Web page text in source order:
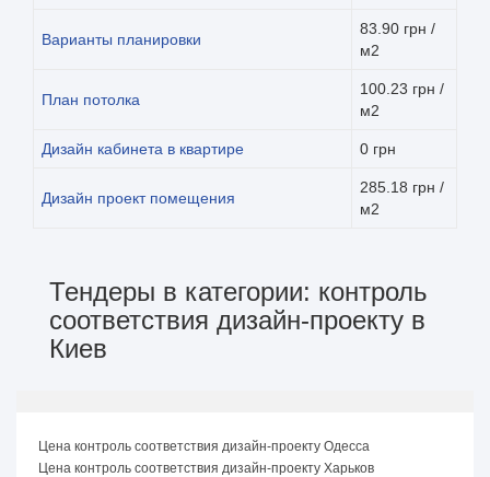
Варианты планировки
83.90 грн /
м2
План потолка
100.23 грн /
м2
Дизайн кабинета в квартире 0 грн
Дизайн проект помещения
285.18 грн /
м2
Тендеры в категории: контроль
соответствия дизайн-проекту в
Киев
Цена контроль соответствия дизайн-проекту Одесса
Цена контроль соответствия дизайн-проекту Харьков